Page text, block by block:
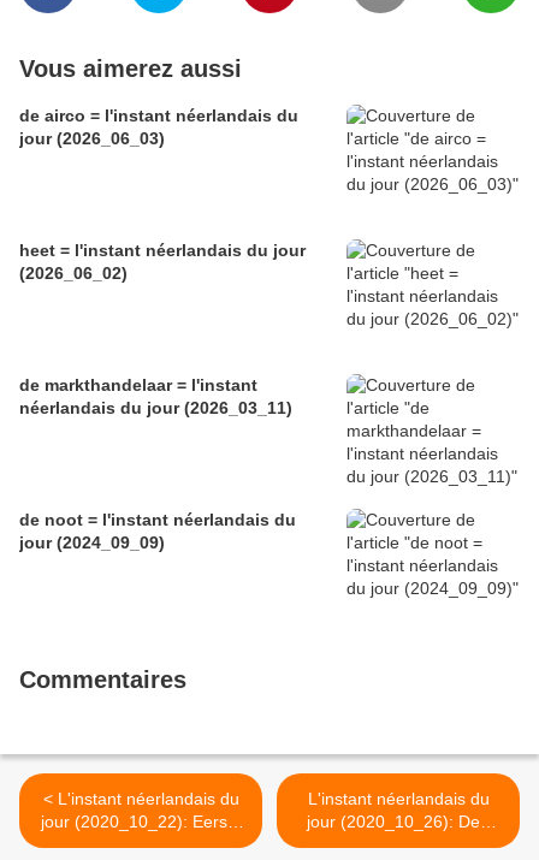
Vous aimerez aussi
de airco = l'instant néerlandais du
jour (2026_06_03)
heet = l'instant néerlandais du jour
(2026_06_02)
de markthandelaar = l'instant
néerlandais du jour (2026_03_11)
de noot = l'instant néerlandais du
jour (2024_09_09)
Commentaires
< L'instant néerlandais du
jour (2020_10_22): Eerste
Kamer
L'instant néerlandais du
jour (2020_10_26): Den
Haag >